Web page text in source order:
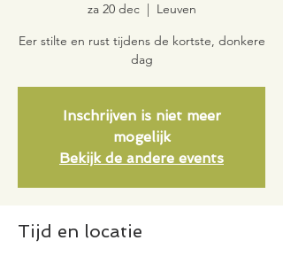
za 20 dec
  |
Leuven
Eer stilte en rust tijdens de kortste, donkere
Inschrijven is niet meer
mogelijk
Bekijk de andere events
Tijd en locatie